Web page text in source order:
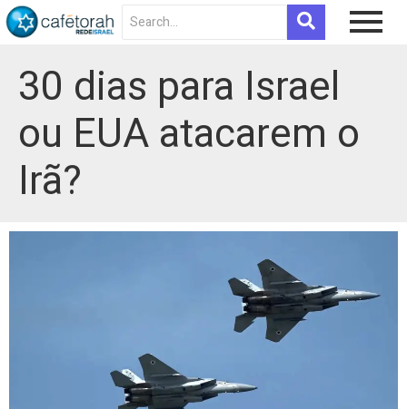
30 dias para Israel
ou EUA atacarem o
Irã?